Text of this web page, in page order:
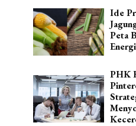
Ide
Peta
PHK